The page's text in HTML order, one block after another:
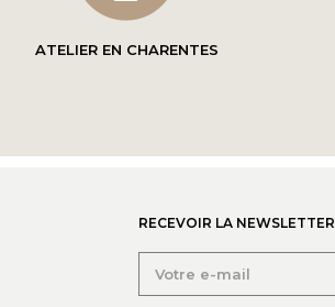
ATELIER EN CHARENTES
RECEVOIR LA NEWSLETTER